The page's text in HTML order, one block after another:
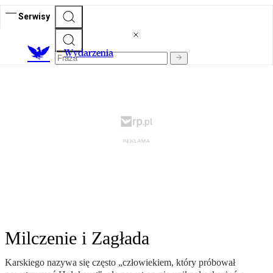
Serwisy
Wydarzenia
Milczenie i Zagłada
Karskiego nazywa się często „człowiekiem, który próbował